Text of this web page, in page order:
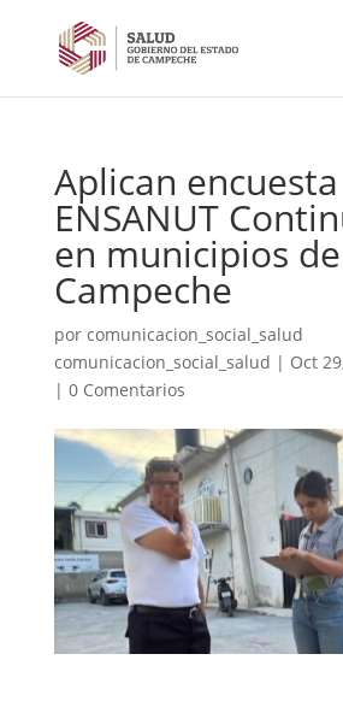
Aplican encuesta
ENSANUT
en municipios de
Campeche
por comunicacion_social_salud
comunicacion_social_salud | Oct
| 0 Comentarios